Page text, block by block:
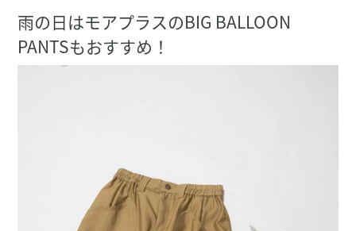
雨の日はモアプラスのBIG BALLOON
PANTSもおすすめ！